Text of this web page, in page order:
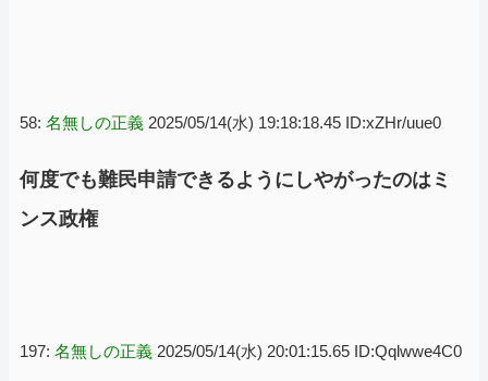
58: 名無しの正義 2025/05/14(水) 19:18:18.45 ID:xZHr/uue0
何度でも難民申請できるようにしやがったのはミ
ンス政権
197: 名無しの正義 2025/05/14(水) 20:01:15.65 ID:Qqlwwe4C0